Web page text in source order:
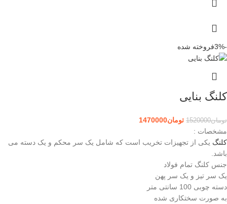
-3% فروخته شده
کلنگ بنایی
تومان1520000 تومان1470000
مشخصات :
کلنگ یکی از تجهیزات تخریب است که شامل یک سر محکم و یک دسته می‌
باشد.
جنس کلنگ تمام فولاد
یک سر تیز و یک سر پهن
دسته چوبی 100 سانتی متر
به صورت سختکاری شده